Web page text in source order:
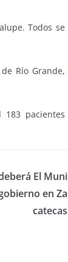
Todos se
Río Grande,
pacientes
El Muni
en Za
catecas